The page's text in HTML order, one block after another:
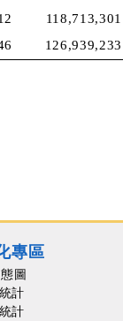
118,713,301
126,939,233
專區
圖
計
計